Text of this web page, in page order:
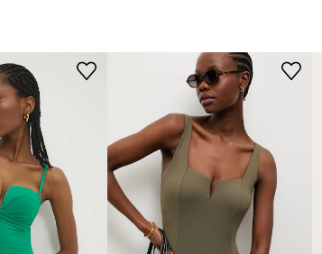
ID Produktu